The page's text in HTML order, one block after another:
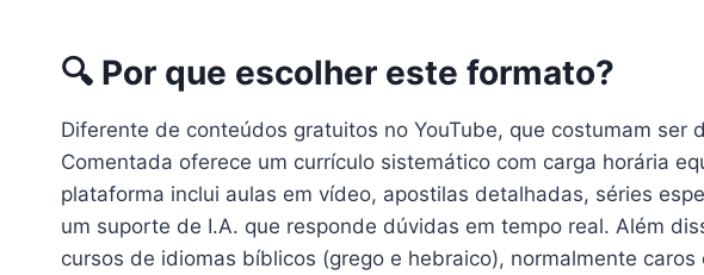
🔍 Por que escolher este formato?
Diferente de conteúdos gratuitos no YouTube, que costumam ser
Comentada oferece um currículo sistemático com carga horária
plataforma inclui aulas em vídeo, apostilas detalhadas, séries
um suporte de I.A. que responde dúvidas em tempo real. Além
cursos de idiomas bíblicos (grego e hebraico), normalmente